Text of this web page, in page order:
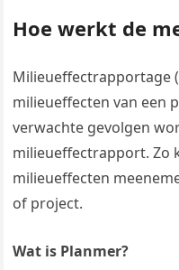
Hoe werkt de
Milieueffectrapportage
milieueffecten van een
verwachte gevolgen
milieueffectrapport. Zo
milieueffecten
of project.
Wat is Planmer?